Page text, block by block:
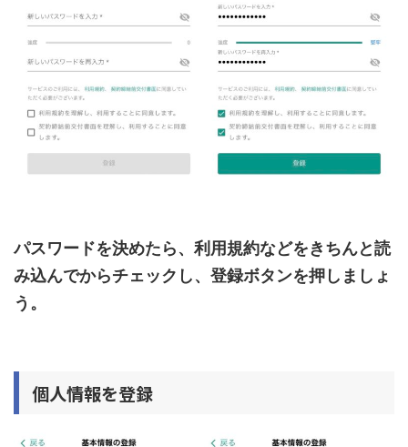
パスワードを決めたら、利用規約などをきちんと読
み込んでからチェックし、登録ボタンを押しましょ
う。
個人情報を登録